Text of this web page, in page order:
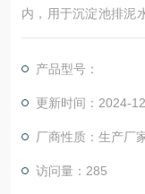
内，用于沉淀池排泥
生死角。
产品型号：
更新时间：2024-
厂商性质：生产厂
访问量：285